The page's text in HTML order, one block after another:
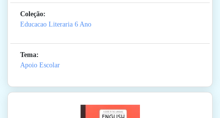
Coleção:
Educacao Literaria 6 Ano
Tema:
Apoio Escolar